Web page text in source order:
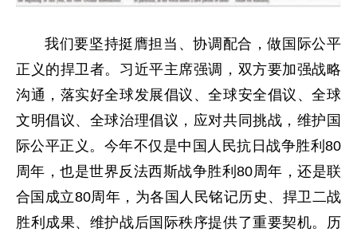
我们要坚持挺膺担当、协调配合，做国际公平
正义的捍卫者。习近平主席强调，双方要加强战略
沟通，落实好全球发展倡议、全球安全倡议、全球
文明倡议、全球治理倡议，应对共同挑战，维护国
际公平正义。今年不仅是中国人民抗日战争胜利80
周年，也是世界反法西斯战争胜利80周年，还是联
合国成立80周年，为各国人民铭记历史、捍卫二战
胜利成果、维护战后国际秩序提供了重要契机。历